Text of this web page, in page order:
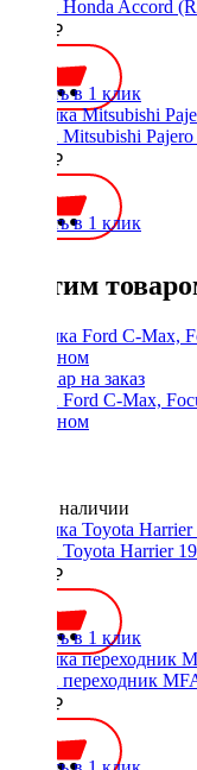
Рамка Honda Accord
2400 ₽
Купить в 1 клик
Рамка Mitsubishi
1000 ₽
Купить в 1 клик
С этим
Рамка Ford C-Max,
карманом
Нет в наличии
Рамка Toyota Harrier
1100 ₽
Купить в 1 клик
Рамка переходник
1000 ₽